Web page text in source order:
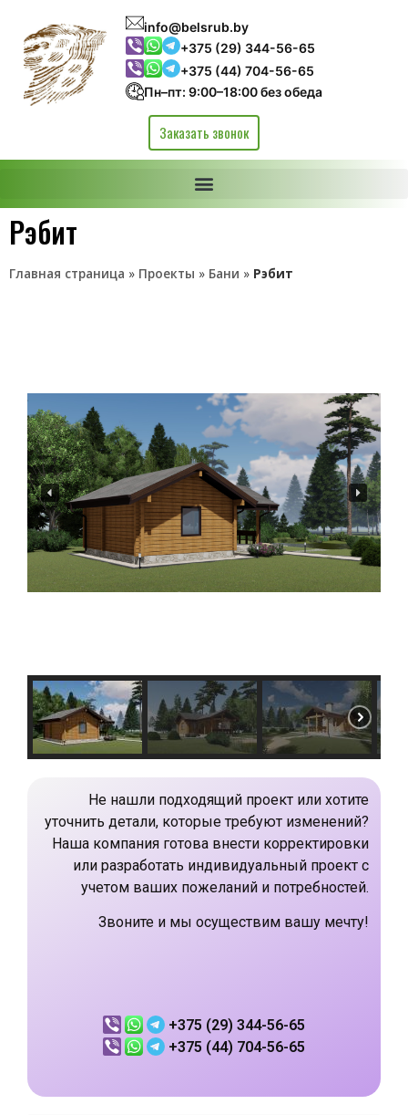
info@belsrub.by
+375 (29) 344-56-65
+375 (44) 704-56-65
Пн–пт: 9:00–18:00 без обеда
Заказать звонок
Рэбит
Главная страница » Проекты » Бани » Рэбит
Не нашли подходящий проект или хотите
уточнить детали, которые требуют изменений?
Наша компания готова внести корректировки
или разработать индивидуальный проект с
учетом ваших пожеланий и потребностей.
Звоните и мы осуществим вашу мечту!
+375 (29) 344-56-65
+375 (44) 704-56-65